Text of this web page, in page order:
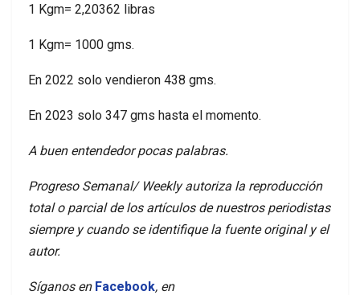
1 Kgm= 2,20362 libras
1 Kgm= 1000 gms.
En 2022 solo vendieron 438 gms.
En 2023 solo 347 gms hasta el momento.
A buen entendedor pocas palabras.
Progreso Semanal/ Weekly autoriza la reproducción
total o parcial de los artículos de nuestros periodistas
siempre y cuando se identifique la fuente original y el
autor.
Síganos en Facebook, en